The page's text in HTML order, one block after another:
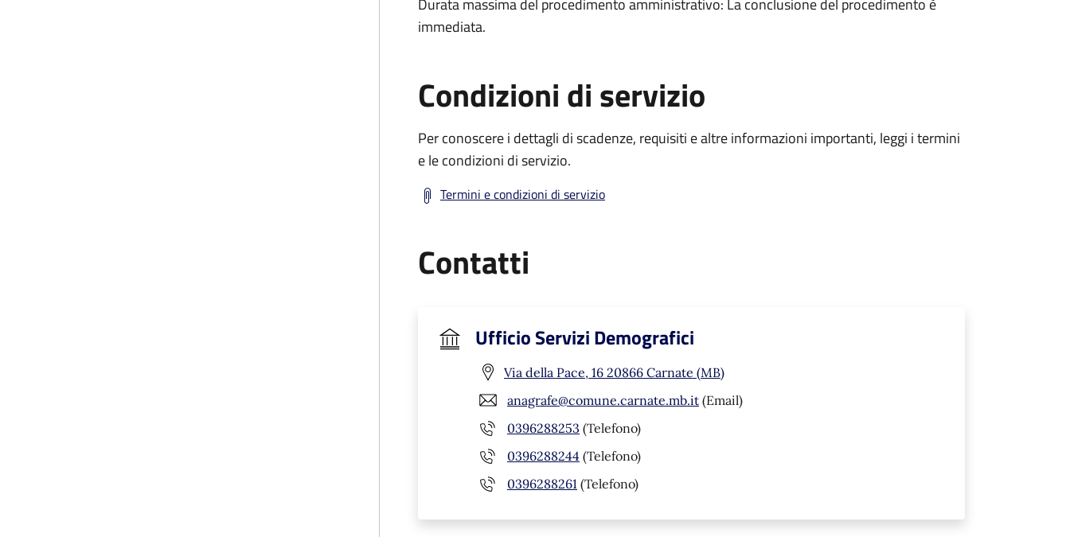
Durata massima del procedimento amministrativo: La conclusione del procedimento è
immediata.
Condizioni di servizio
Per conoscere i dettagli di scadenze, requisiti e altre informazioni importanti, leggi i termini
e le condizioni di servizio.
Termini e condizioni di servizio
Contatti
Ufficio Servizi Demografici
Via della Pace, 16 20866 Carnate (MB)
anagrafe@comune.carnate.mb.it (Email)
0396288253 (Telefono)
0396288244 (Telefono)
0396288261 (Telefono)